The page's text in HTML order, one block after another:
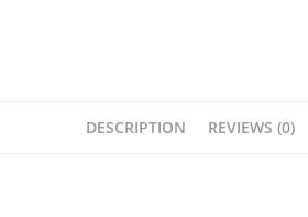
DESCRIPTION REVIEWS (0)